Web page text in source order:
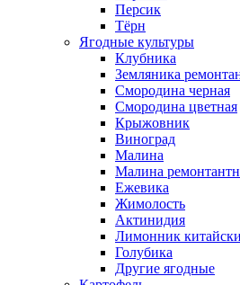
Персик
Тёрн
Ягодные культуры
Клубника
Земляника
Смородина черная
Смородина цветная
Крыжовник
Виноград
Малина
Малина
Ежевика
Жимолость
Актинидия
Лимонник
Голубика
Другие ягодные